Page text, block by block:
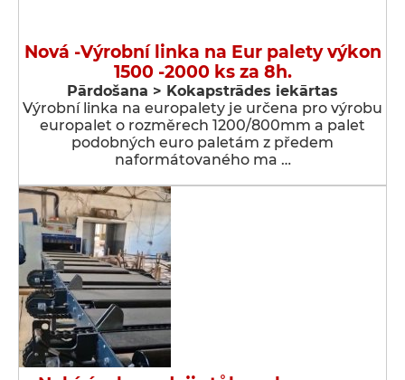
Nová -Výrobní linka na Eur palety výkon
1500 -2000 ks za 8h.
Pārdošana > Kokapstrādes iekārtas
Výrobní linka na europalety je určena pro výrobu
europalet o rozměrech 1200/800mm a palet
podobných euro paletám z předem
naformátovaného ma …